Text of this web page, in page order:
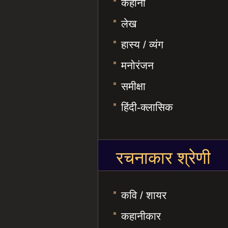
कहानी
लेख
हास्य / व्यंग
मनोरंजन
समीक्षा
हिंदी-क्लासिक
रचनाकार श्रेणी
कवि / शायर
कहानीकार